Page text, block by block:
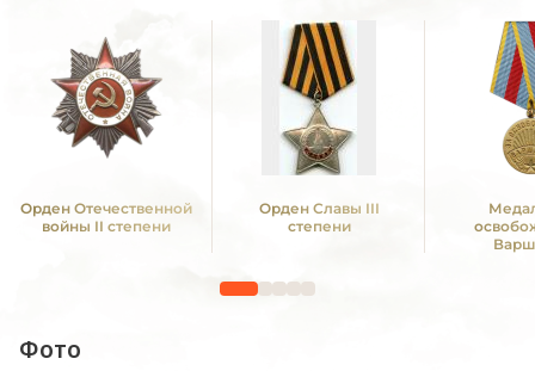
Орден Отечественной
войны II степени
Орден Славы III
степени
Фото